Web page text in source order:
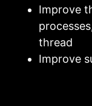
Improve
thread
Improve